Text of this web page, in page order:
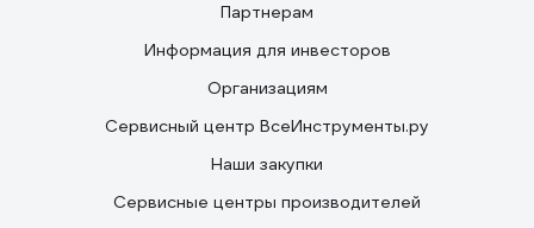
Партнерам
Информация для инвесторов
Организациям
Сервисный центр ВсеИнструменты.ру
Наши закупки
Сервисные центры производителей